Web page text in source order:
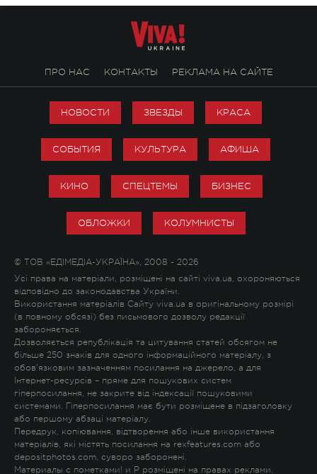
ПРО НАС КОНТАКТЫ РЕКЛАМА НА САЙТЕ
НОВОСТИ ЗВЕЗДЫ КРАСА
СОБЫТИЯ КУЛЬТУРА АФИША
КИНО СПЕЦТЕМЫ БИЗНЕС
ОБЛОЖКИ КОЛУМНИСТЫ
© ТОВ «ЕДІМЕДІА-УКРАЇНА», 2008 - 2026
Усі права на матеріали, розміщені на сайті viva.ua, охороняються
відповідно до законодавства України.
Використання матеріалів Сайту viva.ua в оригінальному розмірі
(в повному обсязі) без письмового дозволу редакції
забороняється.
Дозволяється републікація та цитування статей обсягом не
більше 250 знаків для одного інформаційного матеріалу, з
обов'язковим зазначенням посилання на джерело, а для
Інтернет-ресурсів – пряме для пошукових систем
гіперпосилання, не закрите від індексації пошуковими
системами. Гіперпосилання має бути розміщене в підзаголовку
або першому абзаці матеріалу.
Передрук, копіювання, відтворення або інше використання
матеріалів, які містять посилання на rexfeatures.com або
depositphotos.com, суворо заборонені.
Материалы с пометками! и P розміщені на правах реклами.